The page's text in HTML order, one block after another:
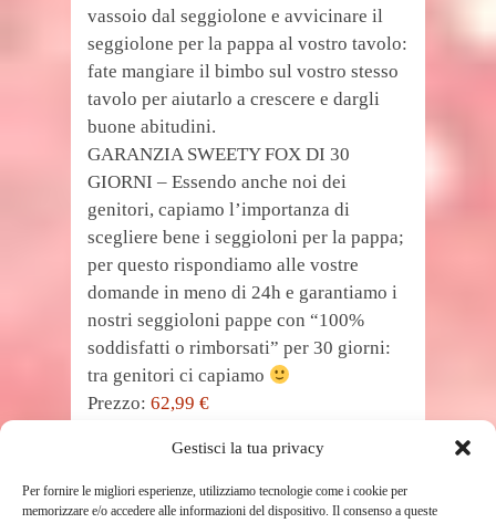
Gestisci la tua privacy
Per fornire le migliori esperienze, utilizziamo tecnologie come i cookie per
memorizzare e/o accedere alle informazioni del dispositivo. Il consenso a queste
vassoio dal seggiolone e avvicinare il
seggiolone per la pappa al vostro tavolo:
fate mangiare il bimbo sul vostro stesso
tavolo per aiutarlo a crescere e dargli
buone abitudini.
GARANZIA SWEETY FOX DI 30
GIORNI – Essendo anche noi dei
genitori, capiamo l’importanza di
scegliere bene i seggioloni per la pappa;
per questo rispondiamo alle vostre
domande in meno di 24h e garantiamo i
nostri seggioloni pappe con “100%
soddisfatti o rimborsati” per 30 giorni:
tra genitori ci capiamo
Prezzo: 62,99 €